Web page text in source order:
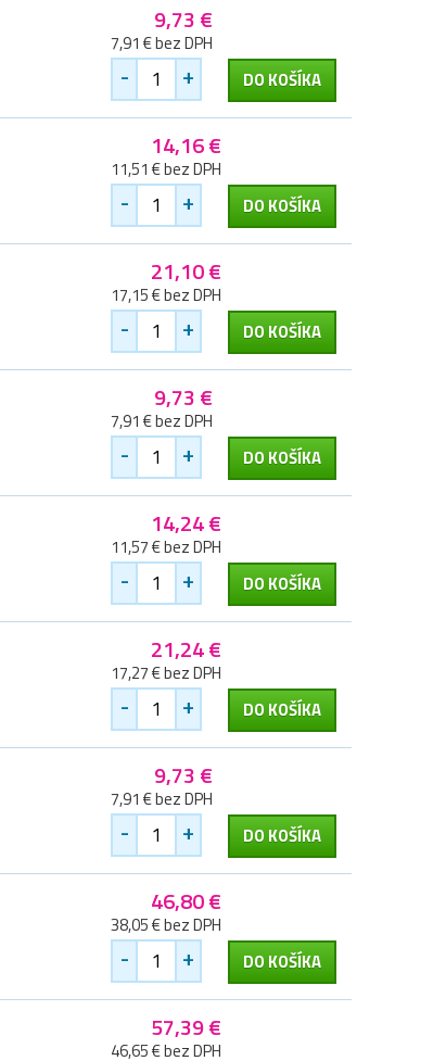
9,73 €
7,91 € bez DPH
- + DO KOŠÍKA
14,16 €
11,51 € bez DPH
- + DO KOŠÍKA
21,10 €
17,15 € bez DPH
- + DO KOŠÍKA
9,73 €
7,91 € bez DPH
- + DO KOŠÍKA
14,24 €
11,57 € bez DPH
- + DO KOŠÍKA
21,24 €
17,27 € bez DPH
- + DO KOŠÍKA
9,73 €
7,91 € bez DPH
- + DO KOŠÍKA
46,80 €
38,05 € bez DPH
- + DO KOŠÍKA
57,39 €
46,65 € bez DPH